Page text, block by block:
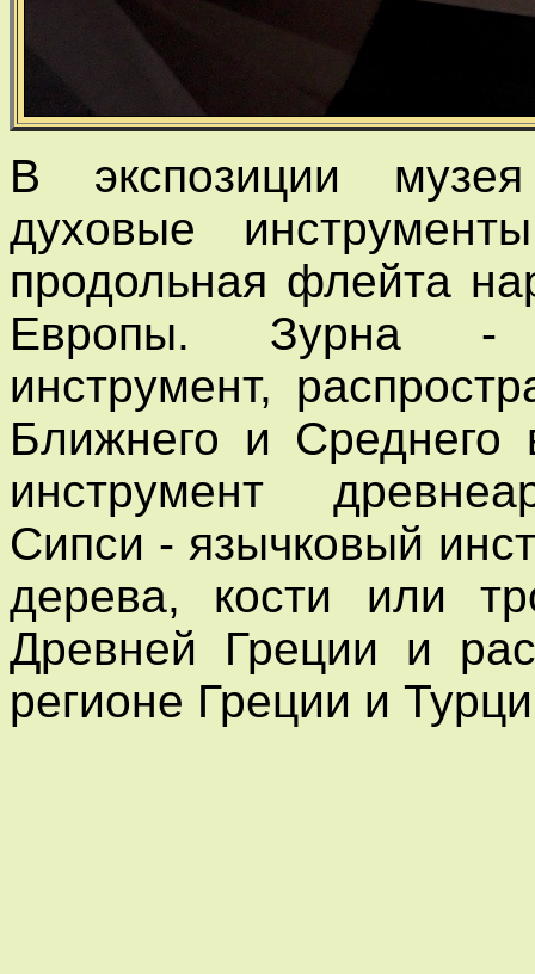
В экспозиции
духовые
продольная флейта
Европы. Зурна -
инструмент,
Ближнего и Среднего
инструмент
Сипси - язычковый
дерева, кости или
Древней Греции и
регионе Греции и